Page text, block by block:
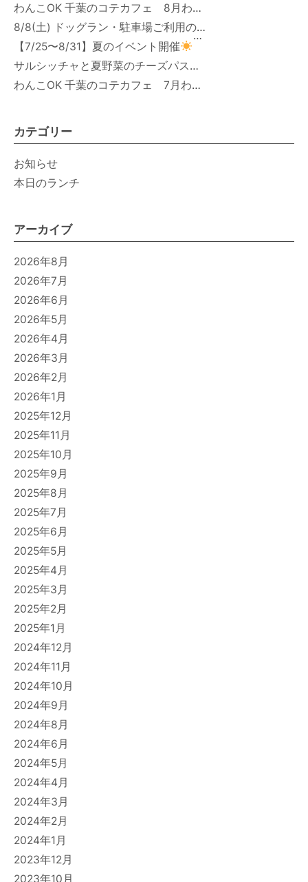
わんこOK 千葉のコテカフェ 8月わんこの日 オートミールdeローストビーフライス
8/8(土) ドッグラン・駐車場ご利用のお知らせ
【7/25〜8/31】夏のイベント開催
サルシッチャと夏野菜のチーズパスタ期間限定新メニュー登場！
わんこOK 千葉のコテカフェ 7月わんこの日 白身魚とカラフルやさいのオムレツ
カテゴリー
お知らせ
本日のランチ
アーカイブ
2026年8月
2026年7月
2026年6月
2026年5月
2026年4月
2026年3月
2026年2月
2026年1月
2025年12月
2025年11月
2025年10月
2025年9月
2025年8月
2025年7月
2025年6月
2025年5月
2025年4月
2025年3月
2025年2月
2025年1月
2024年12月
2024年11月
2024年10月
2024年9月
2024年8月
2024年6月
2024年5月
2024年4月
2024年3月
2024年2月
2024年1月
2023年12月
2023年10月